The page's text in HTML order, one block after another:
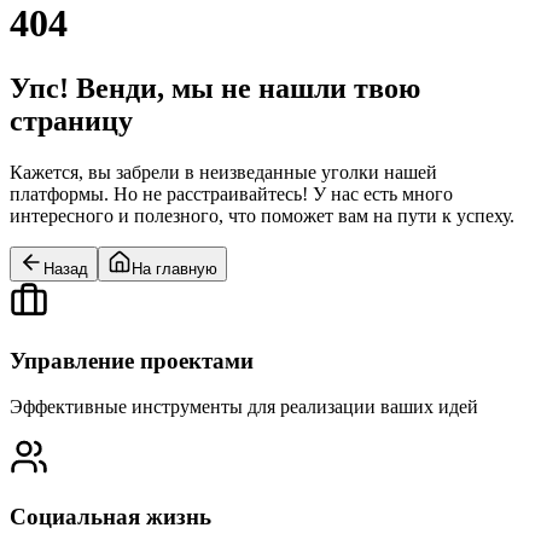
404
Упс! Венди, мы не нашли твою
страницу
Кажется, вы забрели в неизведанные уголки нашей
платформы. Но не расстраивайтесь! У нас есть много
интересного и полезного, что поможет вам на пути к успеху.
Назад На главную
Управление проектами
Эффективные инструменты для реализации ваших идей
Социальная жизнь